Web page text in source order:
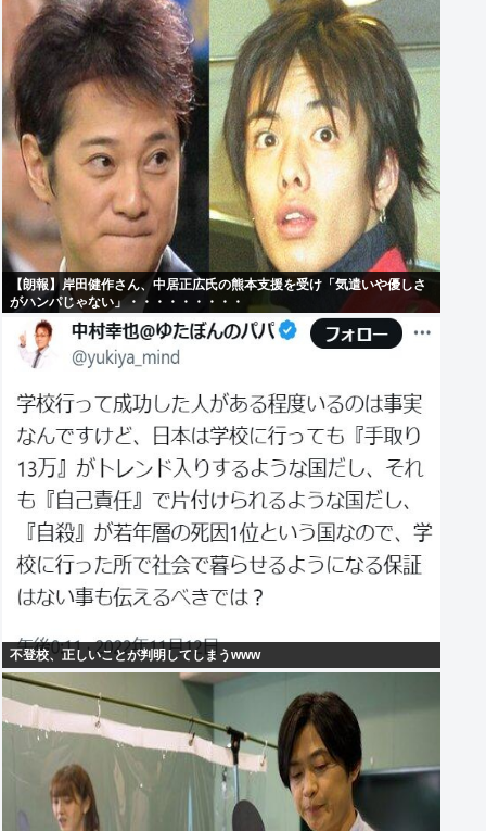
【朗報】岸田健作さん、中居正広氏の熊本支援を受け「気遣いや優しさ
がハンパじゃない」・・・・・・・・・
不登校、正しいことが判明してしまうwww